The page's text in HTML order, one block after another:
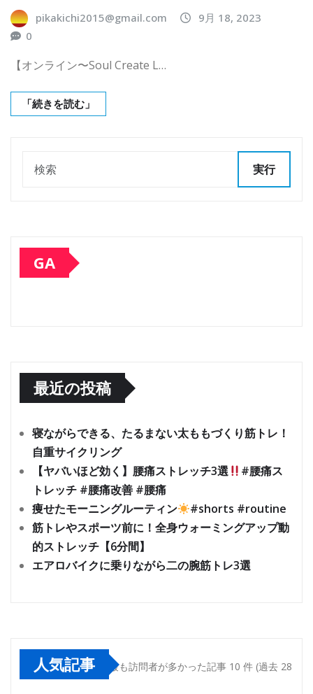
pikakichi2015@gmail.com
9月 18, 2023
0
【オンライン〜Soul Create L…
「続きを読む」
実行
GA
最近の投稿
寝ながらできる、たるまない太ももづくり筋トレ！
自重サイクリング
【ヤバいほど効く】腰痛ストレッチ3選
#腰痛ス
トレッチ #腰痛改善 #腰痛
痩せたモーニングルーティン
#shorts #routine
筋トレやスポーツ前に！全身ウォーミングアップ動
的ストレッチ【6分間】
エアロバイクに乗りながら二の腕筋トレ3選
人気記事 最も訪問者が多かった記事 10 件 (過去 28